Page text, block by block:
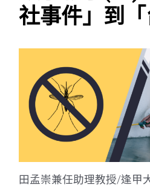
社事件」到「
田孟崇兼任助理教授/逢甲